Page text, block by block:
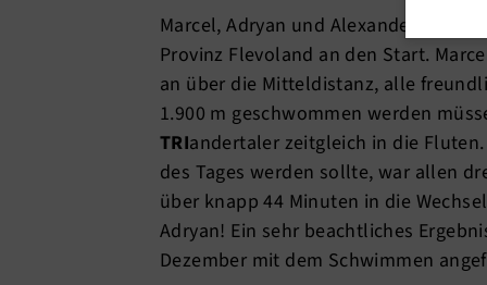
Marcel, Adryan und Alexander
Provinz Flevoland an den Start.
an über die Mitteldistanz, alle
1.900 m geschwommen werden
TRIandertaler zeitgleich in die
des Tages werden sollte, war allen
über knapp 44 Minuten in die
Adryan! Ein sehr beachtliches
Dezember mit dem Schwimmen